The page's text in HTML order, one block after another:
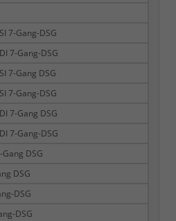
7-Gang-DSG
7-Gang-DSG
7-Gang DSG
7-Gang-DSG
7-Gang DSG
7-Gang-DSG
DSG
DSG
DSG
DSG